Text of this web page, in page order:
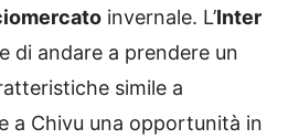
invernale. L’Inter
di andare a prendere un
simile a
a Chivu una opportunità in